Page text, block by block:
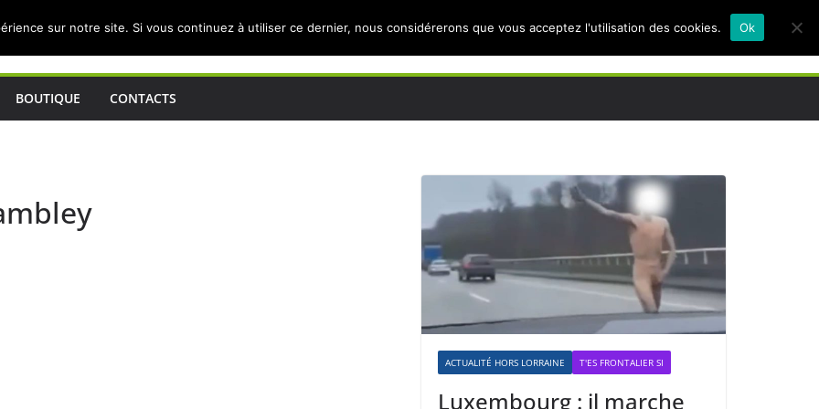
BOUTIQUE CONTACTS
ACTUALITÉ HORS LORRAINE T'ES FRONTALIER SI
Luxembourg : il marche
sur notre site. Si vous continuez à utiliser ce dernier, nous considérerons que vous acceptez l'utilisation des cookies. Ok